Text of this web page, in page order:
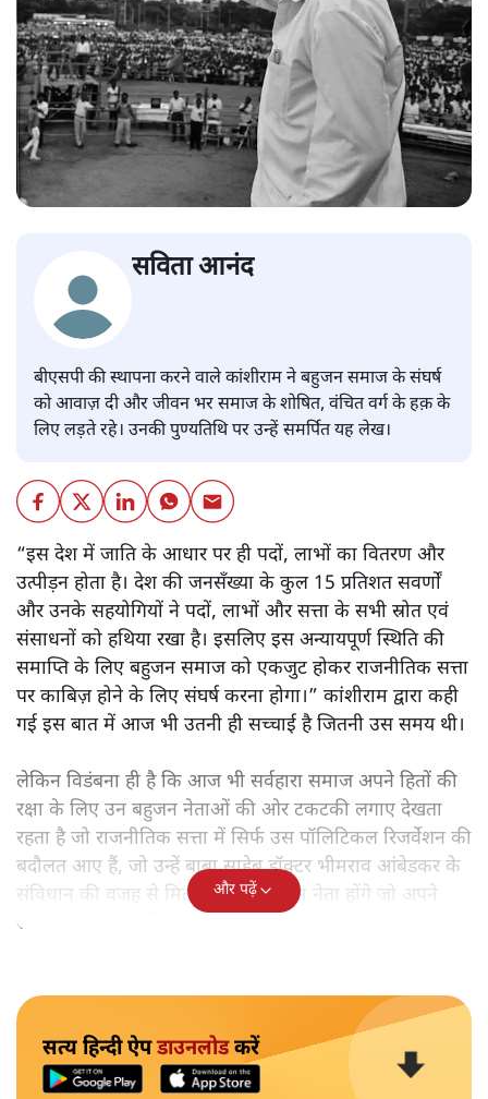
सविता आनंद
बीएसपी की स्थापना करने वाले कांशीराम ने बहुजन समाज के संघर्ष
को आवाज़ दी और जीवन भर समाज के शोषित, वंचित वर्ग के हक़ के
लिए लड़ते रहे। उनकी पुण्यतिथि पर उन्हें समर्पित यह लेख।
“इस देश में जाति के आधार पर ही पदों, लाभों का वितरण और
उत्पीड़न होता है। देश की जनसँख्या के कुल 15 प्रतिशत सवर्णों
और उनके सहयोगियों ने पदों, लाभों और सत्ता के सभी स्रोत एवं
संसाधनों को हथिया रखा है। इसलिए इस अन्यायपूर्ण स्थिति की
समाप्ति के लिए बहुजन समाज को एकजुट होकर राजनीतिक सत्ता
पर काबिज़ होने के लिए संघर्ष करना होगा।” कांशीराम द्वारा कही
गई इस बात में आज भी उतनी ही सच्चाई है जितनी उस समय थी।
लेकिन विडंबना ही है कि आज भी सर्वहारा समाज अपने हितों की
रक्षा के लिए उन बहुजन नेताओं की ओर टकटकी लगाए देखता
रहता है जो राजनीतिक सत्ता में सिर्फ उस पॉलिटिकल रिजर्वेशन की
बदौलत आए हैं, जो उन्हें बाबा साहेब डॉक्टर भीमराव आंबेडकर के
संविधान की वजह से मिला। ऐसे बहुत कम नेता होंगे जो अपने
समाज के मुद्दों को विधानसभाओं में और संसद में उठाते हैं।
और पढ़ें
सत्य हिन्दी ऐपडाउनलोडकरें